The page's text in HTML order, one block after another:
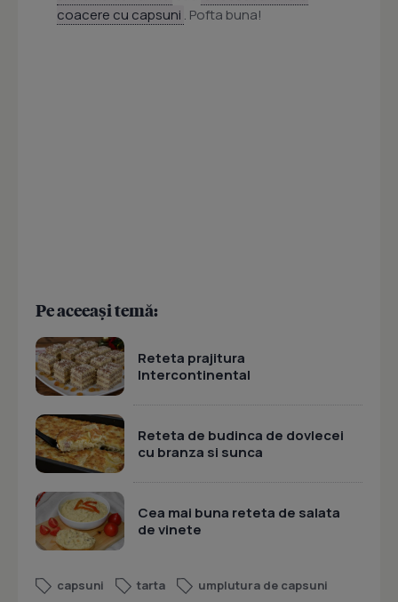
coacere cu capsuni . Pofta buna!
Pe aceeași temă:
Reteta prajitura
Intercontinental
Reteta de budinca de dovlecei
cu branza si sunca
Cea mai buna reteta de salata
de vinete
capsuni tarta
umplutura de capsuni